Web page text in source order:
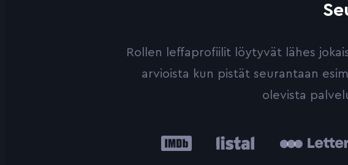
Rollen leffaprofiilit löytyvät lähes
arvioista kun pistät seurantaan
olevista
IMDb